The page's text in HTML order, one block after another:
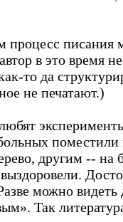
процесс писания
в это время
то да
не печатают.)
другим -- на
можно видеть
Так